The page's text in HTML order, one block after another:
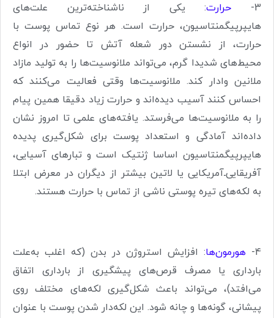
3- حرارت: یکی از ناشناخته‌ترین علت‌های‌
هایپرپیگمنتاسیون، حرارت است. هر نوع تماس پوست با
حرارت، از نشستن دور شعله آتش تا حضور در انواع
محیط‌های شدیدا گرم، می‌تواند ملانوسیت‌ها را به تولید مازاد
ملانین وادار کند. ملانوسیت‌ها وقتی فعالیت می‌کنند که
احساس کنند آسیب دیده‌اند و حرارت زیاد دقیقا همین پیام
را به ملانوسیت‌ها می‌فرستد. یافته‌های علمی تا امروز نشان
داده‌اند آمادگی و استعداد پوست برای شکل‌گیری پدیده
‌هایپرپیگمنتاسیون اساسا ژنتیک است و تبارهای آسیایی،
آفریقایی‌ـ‌‌آمریکایی یا لاتین بیشتر از دیگران در معرض ابتلا
به لکه‌های تیره پوستی ناشی از تماس با حرارت هستند.
4- هورمون‌ها: افزایش استروژن در بدن (که اغلب به‌علت
بارداری یا مصرف قرص‌های پیشگیری از بارداری اتفاق
می‌افتد)، می‌تواند باعث شکل‌گیری لکه‌های مختلف روی
پیشانی، گونه‌ها و چانه شود. این لکه‌دار شدن پوست با عنوان